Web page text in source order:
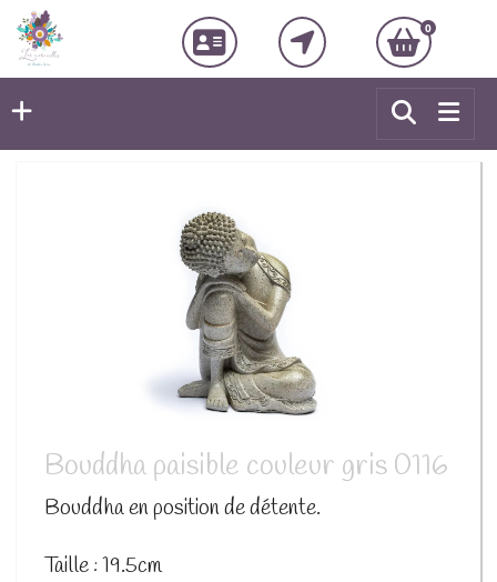
0
Bouddha paisible couleur gris 0116
Bouddha en position de détente.
Taille : 19.5cm